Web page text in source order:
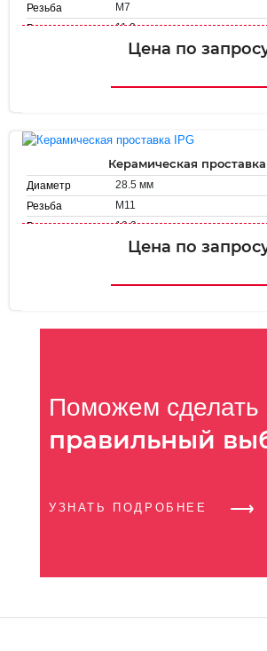
Резьба
M7
Высота
11.2 мм
Цена по
Керамическая проставка
Диаметр
28.5 мм
Резьба
М11
Высота
10.2 мм
Цена по
Поможем сделать
правильный
УЗНАТЬ ПОДРОБНЕЕ